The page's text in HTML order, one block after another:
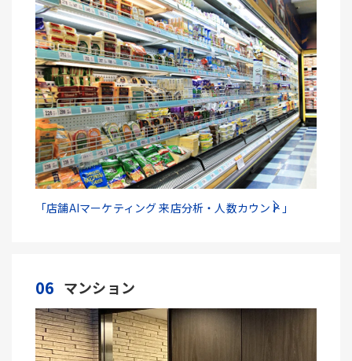
「店舗AIマーケティング 来店分析・人数カウント」
06 マンション